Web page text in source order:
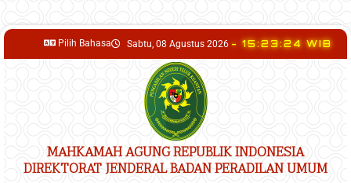
Sabtu, 08 Agustus 2026 - 15:23:25 WIB
Pilih Bahasa
MAHKAMAH AGUNG REPUBLIK INDONESIA
DIREKTORAT JENDERAL BADAN PERADILAN UMUM